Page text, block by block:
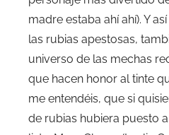
madre estaba ahí ahí). Y
las rubias apestosas,
universo de las mechas
que hacen honor al tinte
me entendéis, que si
de rubias hubiera puesto